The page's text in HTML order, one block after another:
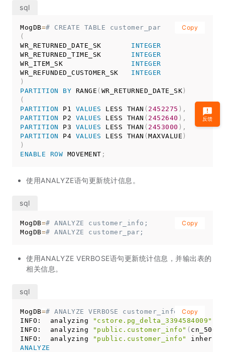
MogDB=# CREATE TABLE customer_par
(
WR_RETURNED_DATE_SK INTEGER
WR_RETURNED_TIME_SK INTEGER
WR_ITEM_SK INTEGER
WR_REFUNDED_CUSTOMER_SK INTEGER
)
PARTITION
BY RANGE ( WR_RETURNED_DATE_SK)
(
PARTITION P1 VALUES LESS THAN ( 2452275 ) ,
PARTITION P2 VALUES LESS THAN ( 2452640 ) ,
PARTITION P3 VALUES LESS THAN ( 2453000 ) ,
PARTITION P4 VALUES LESS THAN (MAXVALUE )
)
ENABLE
ROW MOVEMENT ;
Copy
使用ANALYZE语句更新统计信息。
MogDB=# ANALYZE customer_info;
MogDB=# ANALYZE customer_par;
Copy
使用ANALYZE VERBOSE语句更新统计信息，并输出表的
相关信息。
MogDB=# ANALYZE VERBOSE customer_info;
INFO:  analyzing
"cstore.pg_delta_3394584009"
INFO:  analyzing
"public.customer_info" (
INFO:  analyzing
"public.customer_info"
ANALYZE
Copy
反馈